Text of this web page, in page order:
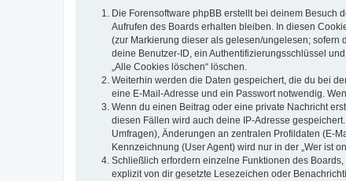
Die Forensoftware phpBB erstellt bei deinem Besuch
Aufrufen des Boards erhalten bleiben. In diesen
(zur Markierung dieser als gelesen/ungelesen; sofern
deine Benutzer-ID, ein Authentifizierungsschlüssel
„Alle Cookies löschen“ löschen.
Weiterhin werden die Daten gespeichert, die du bei
eine E-Mail-Adresse und ein Passwort notwendig.
Wenn du einen Beitrag oder eine private Nachricht
diesen Fällen wird auch deine IP-Adresse
Umfragen), Änderungen an zentralen Profildaten (E-
Kennzeichnung (User Agent) wird nur in der „Wer ist
Schließlich erfordern einzelne Funktionen des
explizit von dir gesetzte Lesezeichen oder